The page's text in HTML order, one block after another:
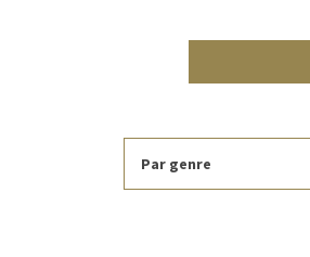
Par genre